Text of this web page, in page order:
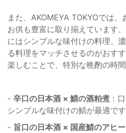
また、AKOMEYA TOKYOでは
お供も豊富に取り揃えています
にはシンプルな味付けの料理、
る料理をマッチさせるのがおす
楽しむことで、特別な晩酌の時
- 辛口の日本酒 × 鯖の酒粕煮 ：
シンプルな味付けの鯖が最適です
- 旨口の日本酒 × 国産鯖のアヒ